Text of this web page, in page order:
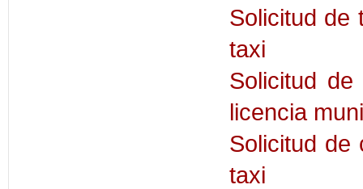
Solicitud de
taxi
Solicitud
licencia
Solicitud de
taxi